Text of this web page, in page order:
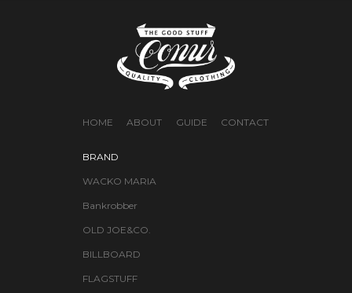
HOME ABOUT GUIDE CONTACT
BRAND
WACKO MARIA
Bankrobber
OLD JOE&CO.
BILLBOARD
FLAGSTUFF